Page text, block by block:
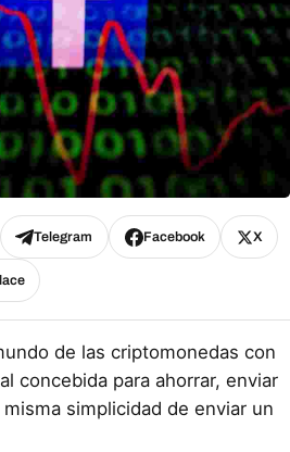
Telegram Facebook X
de las criptomonedas con
concebida para ahorrar, enviar
simplicidad de enviar un